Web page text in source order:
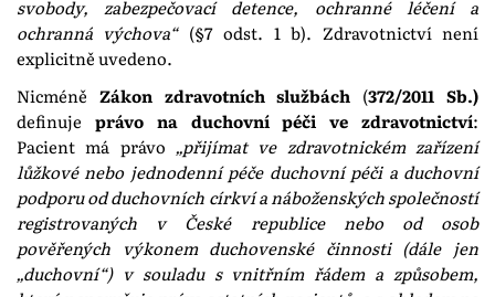
svobody, zabezpečovací detence, ochranné léčení a
ochranná výchova“(§7 odst. 1 b). Zdravotnictví není
explicitně uvedeno.
Nicméně Zákon zdravotních službách (372/2011 Sb.)
definuje právo na duchovní péči ve zdravotnictví:
Pacient má právo „přijímat ve zdravotnickém zařízení
lůžkové nebo jednodenní péče duchovní péči a duchovní
podporu od duchovních církví a náboženských společností
registrovaných v České republice nebo od osob
pověřených výkonem duchovenské činnosti (dále jen
„duchovní“) v souladu s vnitřním řádem a způsobem,